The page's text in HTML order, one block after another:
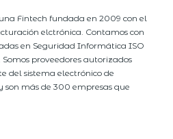
Fintech fundada en 2009 con el
elctrónica. Contamos con
en Seguridad Informática ISO
proveedores autorizados
del sistema electrónico de
son más de 300 empresas que